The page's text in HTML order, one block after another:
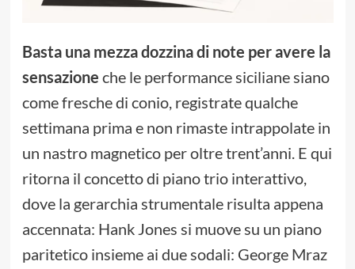
Basta una mezza dozzina di note per avere la
sensazione che le performance siciliane siano
come fresche di conio, registrate qualche
settimana prima e non rimaste intrappolate in
un nastro magnetico per oltre trent’anni. E qui
ritorna il concetto di piano trio interattivo,
dove la gerarchia strumentale risulta appena
accennata: Hank Jones si muove su un piano
paritetico insieme ai due sodali: George Mraz